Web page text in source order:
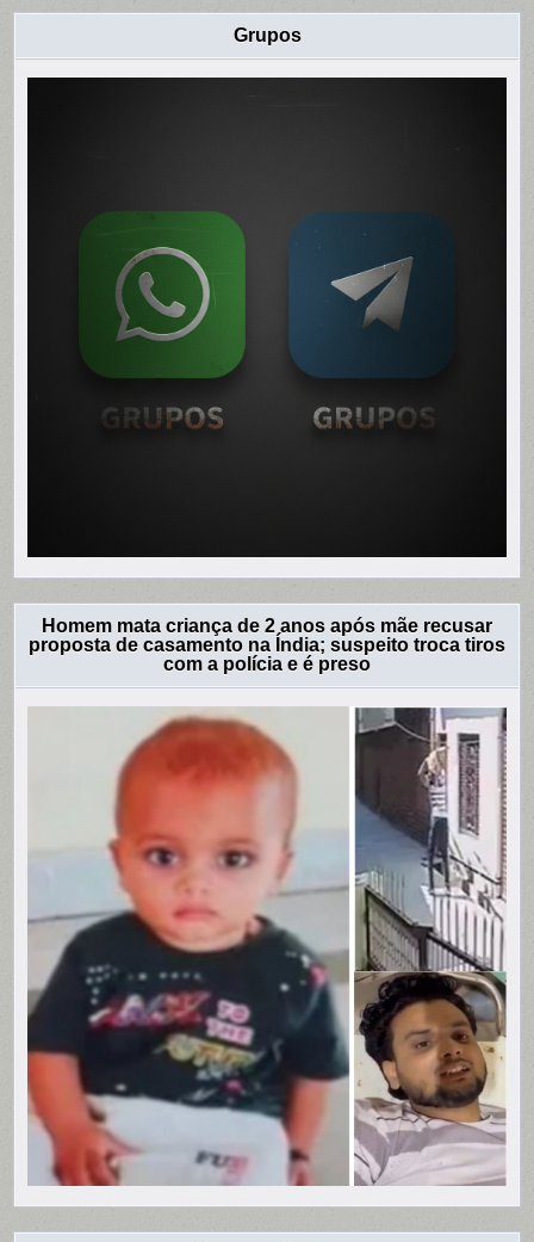
Grupos
Homem mata criança de 2 anos após mãe recusar
proposta de casamento na Índia; suspeito troca tiros
com a polícia e é preso